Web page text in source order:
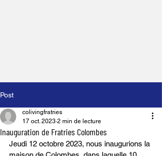
Post
Inauguration de Fratries Colombes
colivingfratries
17 oct. 2023 2 min de lecture
Jeudi 12 octobre 2023, nous inaugurions la